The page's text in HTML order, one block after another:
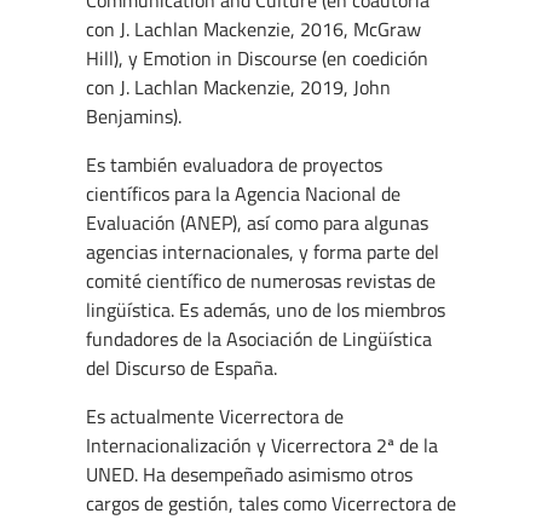
con J. Lachlan Mackenzie, 2016, McGraw
Hill), y Emotion in Discourse (en coedición
con J. Lachlan Mackenzie, 2019, John
Benjamins).
Es también evaluadora de proyectos
científicos para la Agencia Nacional de
Evaluación (ANEP), así como para algunas
agencias internacionales, y forma parte del
comité científico de numerosas revistas de
lingüística. Es además, uno de los miembros
fundadores de la Asociación de Lingüística
del Discurso de España.
Es actualmente Vicerrectora de
Internacionalización y Vicerrectora 2ª de la
UNED. Ha desempeñado asimismo otros
cargos de gestión, tales como Vicerrectora de